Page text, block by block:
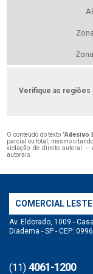
Verifique as regiões
O conteúdo do texto "Adesivo
parcial ou total, mesmo
violação de direito autoral –
autorais
COMERCIAL
Av. Eldorado, 1009 -
Diadema - SP - CEP:
(11) 4061-1200